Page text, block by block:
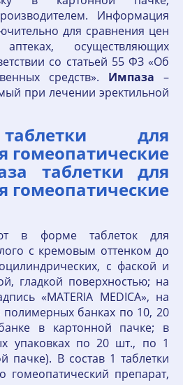
Информация
для сравнения цен
осуществляющих
со статьей 55 ФЗ «Об
средств». Импаза –
при лечении эректильной
для
гомеопатические
таблетки для
гомеопатические
в форме таблеток для
с кремовым оттенком до
с фаской и
гладкой поверхностью; на
«MATERIA MEDICA», на
полимерных банках по 10, 20
в картонной пачке; в
упаковках по 20 шт., по 1
пачке). В состав 1 таблетки
гомеопатический препарат,